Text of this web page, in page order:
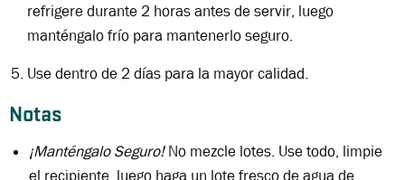
refrigere durante 2 horas antes de servir, luego
manténgalo frío para mantenerlo seguro.
Use dentro de 2 días para la mayor calidad.
Notas
¡Manténgalo Seguro!No mezcle lotes. Use todo, limpie
el recipiente, luego haga un lote fresco de agua de